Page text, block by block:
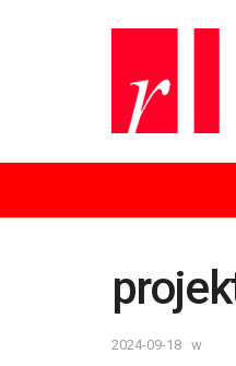
2024-09-18 w